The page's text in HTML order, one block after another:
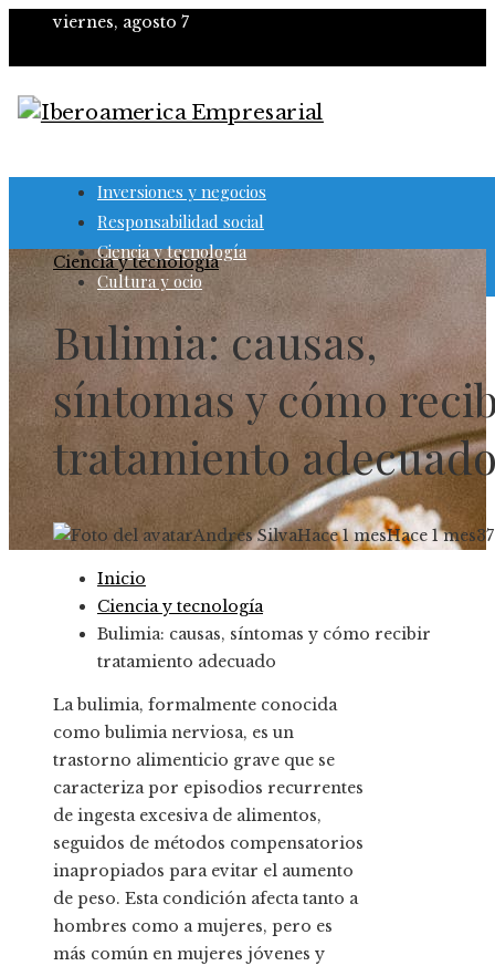
viernes, agosto 7
Inversiones y negocios
Responsabilidad social
Ciencia y tecnología
Cultura y ocio
Ciencia y tecnología
Bulimia: causas,
síntomas y cómo
tratamiento
Andres SilvaHace 1 mesHace 1 mes37
Inicio
Ciencia y tecnología
Bulimia: causas, síntomas y cómo recibir
tratamiento adecuado
La bulimia, formalmente conocida
como bulimia nerviosa, es un
trastorno alimenticio grave que se
caracteriza por episodios recurrentes
de ingesta excesiva de alimentos,
seguidos de métodos compensatorios
inapropiados para evitar el aumento
de peso. Esta condición afecta tanto a
hombres como a mujeres, pero es
más común en mujeres jóvenes y